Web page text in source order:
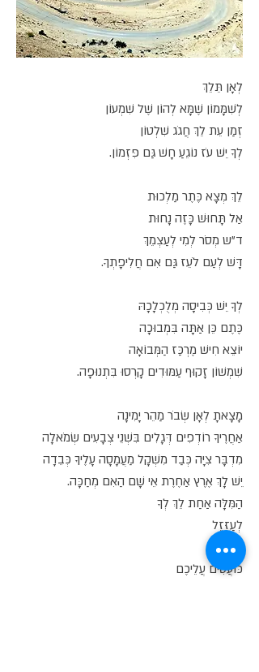
לְאָן תֵּלֵךְ
לְשִׁמָּמוֹן שֶׁמָּא לְהוֹן שֶׁל שִׁמְעוֹן
זְמַן עֵת לֵךְ חֲגֹג שִׁלְטוֹן
לְךָ יֵשׁ עֹז נוֹגֵעַ חָשׁ גַּם פִּזְמוֹן.
לֵךְ מְצָא כֶּתֶר מַלְכוּת
אַל תָּחוּשׁ כָּזֶה נָחוּת
ד"ש מְסֹר לְמִי לְעַצְמֵךְ
דָּשׁ לְעַם לֹעֵז גַּם אִם חֲלִיפָתְךָ.
לְךָ יֵשׁ כְּבִיסָה מְלֻכְלָכָהּ
כֶּתֶם כֵּן אַתָּה בִּמְבוּכָה
יוֹצֵא חִישׁ מֶרְכַּז הַמְּבוֹאָה
שִׁמְשׁוֹן זָקוּף עַמּוּדִים קָרְסוּ בִּתְנוּפָה.
מָצָאתָ לְאָן שְׂבֹר מַהֵר יָמִינָה
אַחֲרֶיךָ רוֹדְפִים דְּגָלִים בִּשְׁנֵי צְבָעִים שְׂמֹאלָה
מִדְבָּר צִיָּה כְּבַד מִשְׁקָל מַעֲמָסָה עָלֶיךָ כְּבֵדָה
יֵשׁ לָךְ אֶרֶץ אַחֶרֶת אֵי שָׁם הַאִם מְחַכָּה.
הַמִּלָּה אַחַת לֵךְ לְךָ
לְעַזְּזֵל
בּוּם
כּוֹעֲסִים עֲלֵיכֶם